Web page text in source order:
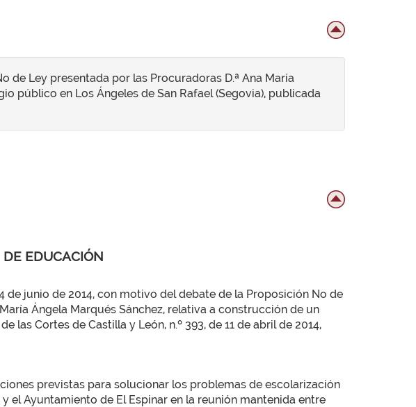
Ley presentada por las Procuradoras D.ª Ana María
público en Los Ángeles de San Rafael (Segovia), publicada
EDUCACIÓN
de junio de 2014, con motivo del debate de la Proposición No de
Ángela Marqués Sánchez, relativa a construcción de un
las Cortes de Castilla y León, n.º 393, de 11 de abril de 2014,
previstas para solucionar los problemas de escolarización
el Ayuntamiento de El Espinar en la reunión mantenida entre